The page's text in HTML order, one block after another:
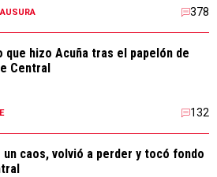
378
que hizo Acuña tras el papelón de
Central
132
un caos, volvió a perder y tocó fondo